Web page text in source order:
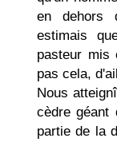
en dehors
estimais
pasteur
pas cela,
Nous
cèdre géant
partie de la